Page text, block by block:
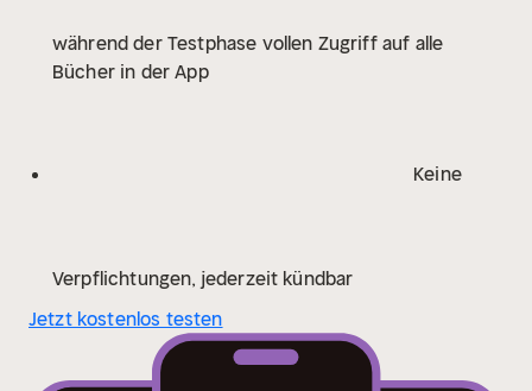
förbli en främling i det nya landet; och när man inte
längre är en främling i det nya landet har man blivit en
während der Testphase vollen Zugriff auf alle
Bücher in der App
Keine
Verpflichtungen, jederzeit kündbar
Jetzt kostenlos testen